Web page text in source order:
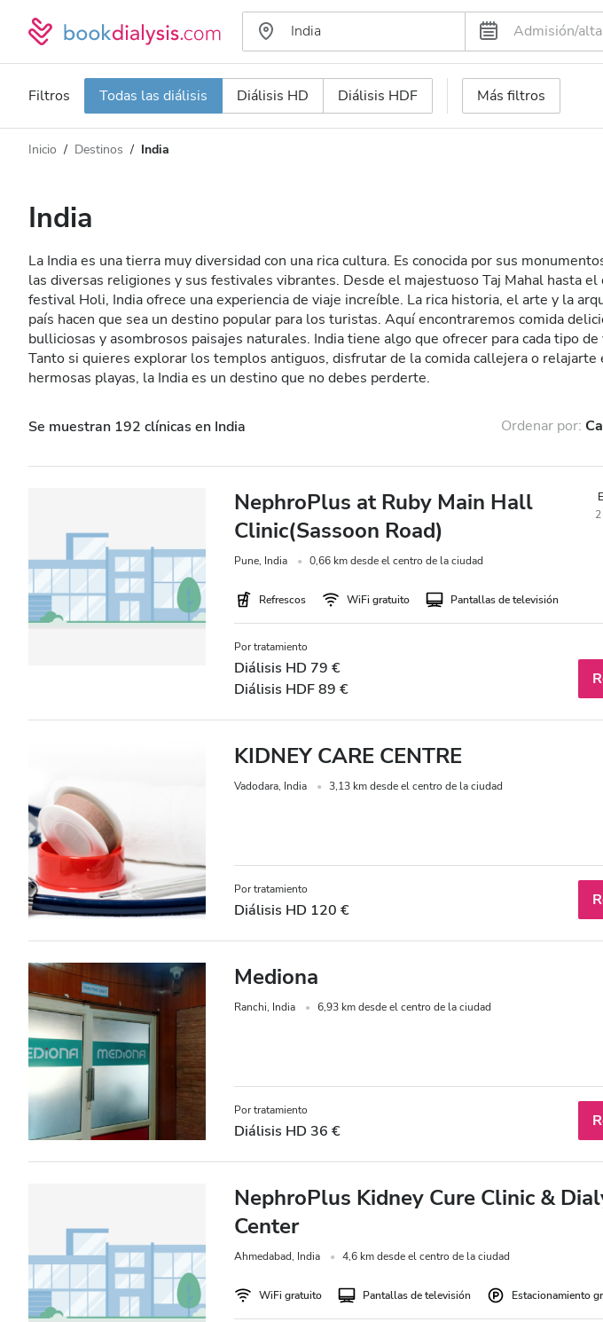
Filtros Todas las diálisis Diálisis HD Diálisis HDF Más filtros
Tipo de diálisis
Todas las diálisis
Diálisis HDF
Acepta
Pacientes con VIH
Pacientes con hepatitis B
Instalaciones
Refrescos
Precio
EUR 0 - 100
EUR 100 - 200
EUR 300+
Turnos
Mañana
Mediodía
Tarde
Calificación
Buena
Distancia
Calificación
Precio
Inicio Destinos India
India
La India es una tierra muy diversidad con una rica cultura. Es conocida por sus
las diversas religiones y sus festivales vibrantes. Desde el majestuoso Taj Mahal hasta el
festival Holi, India ofrece una experiencia de viaje increíble. La rica historia, el arte y la
país hacen que sea un destino popular para los turistas. Aquí encontraremos comida
bulliciosas y asombrosos paisajes naturales. India tiene algo que ofrecer para cada tipo de
Tanto si quieres explorar los templos antiguos, disfrutar de la comida callejera o relajarte
hermosas playas, la India es un destino que no debes perderte.
Se muestran 192 clínicas en India Ordenar por:
NephroPlus at Ruby Main Hall
Clinic(Sassoon Road)
Pune, India 0,66 km desde el centro de la ciudad
Refrescos WiFi gratuito Pantallas de televisión
Por tratamiento
Diálisis HD 79 €
Diálisis HDF 89 €
KIDNEY CARE CENTRE
Vadodara, India 3,13 km desde el centro de la ciudad
Por tratamiento
Diálisis HD 120 €
Mediona
Ranchi, India 6,93 km desde el centro de la ciudad
Por tratamiento
Diálisis HD 36 €
NephroPlus Kidney Cure Clinic &
Center
Ahmedabad, India 4,6 km desde el centro de la ciudad
WiFi gratuito Pantallas de televisión Estacionamiento